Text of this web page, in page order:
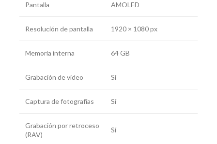
Pantalla AMOLED
Resolución de pantalla 1920 × 1080 px
Memoria interna 64 GB
Grabación de vídeo Sí
Captura de fotografías Sí
Grabación por retroceso
(RAV)
Sí